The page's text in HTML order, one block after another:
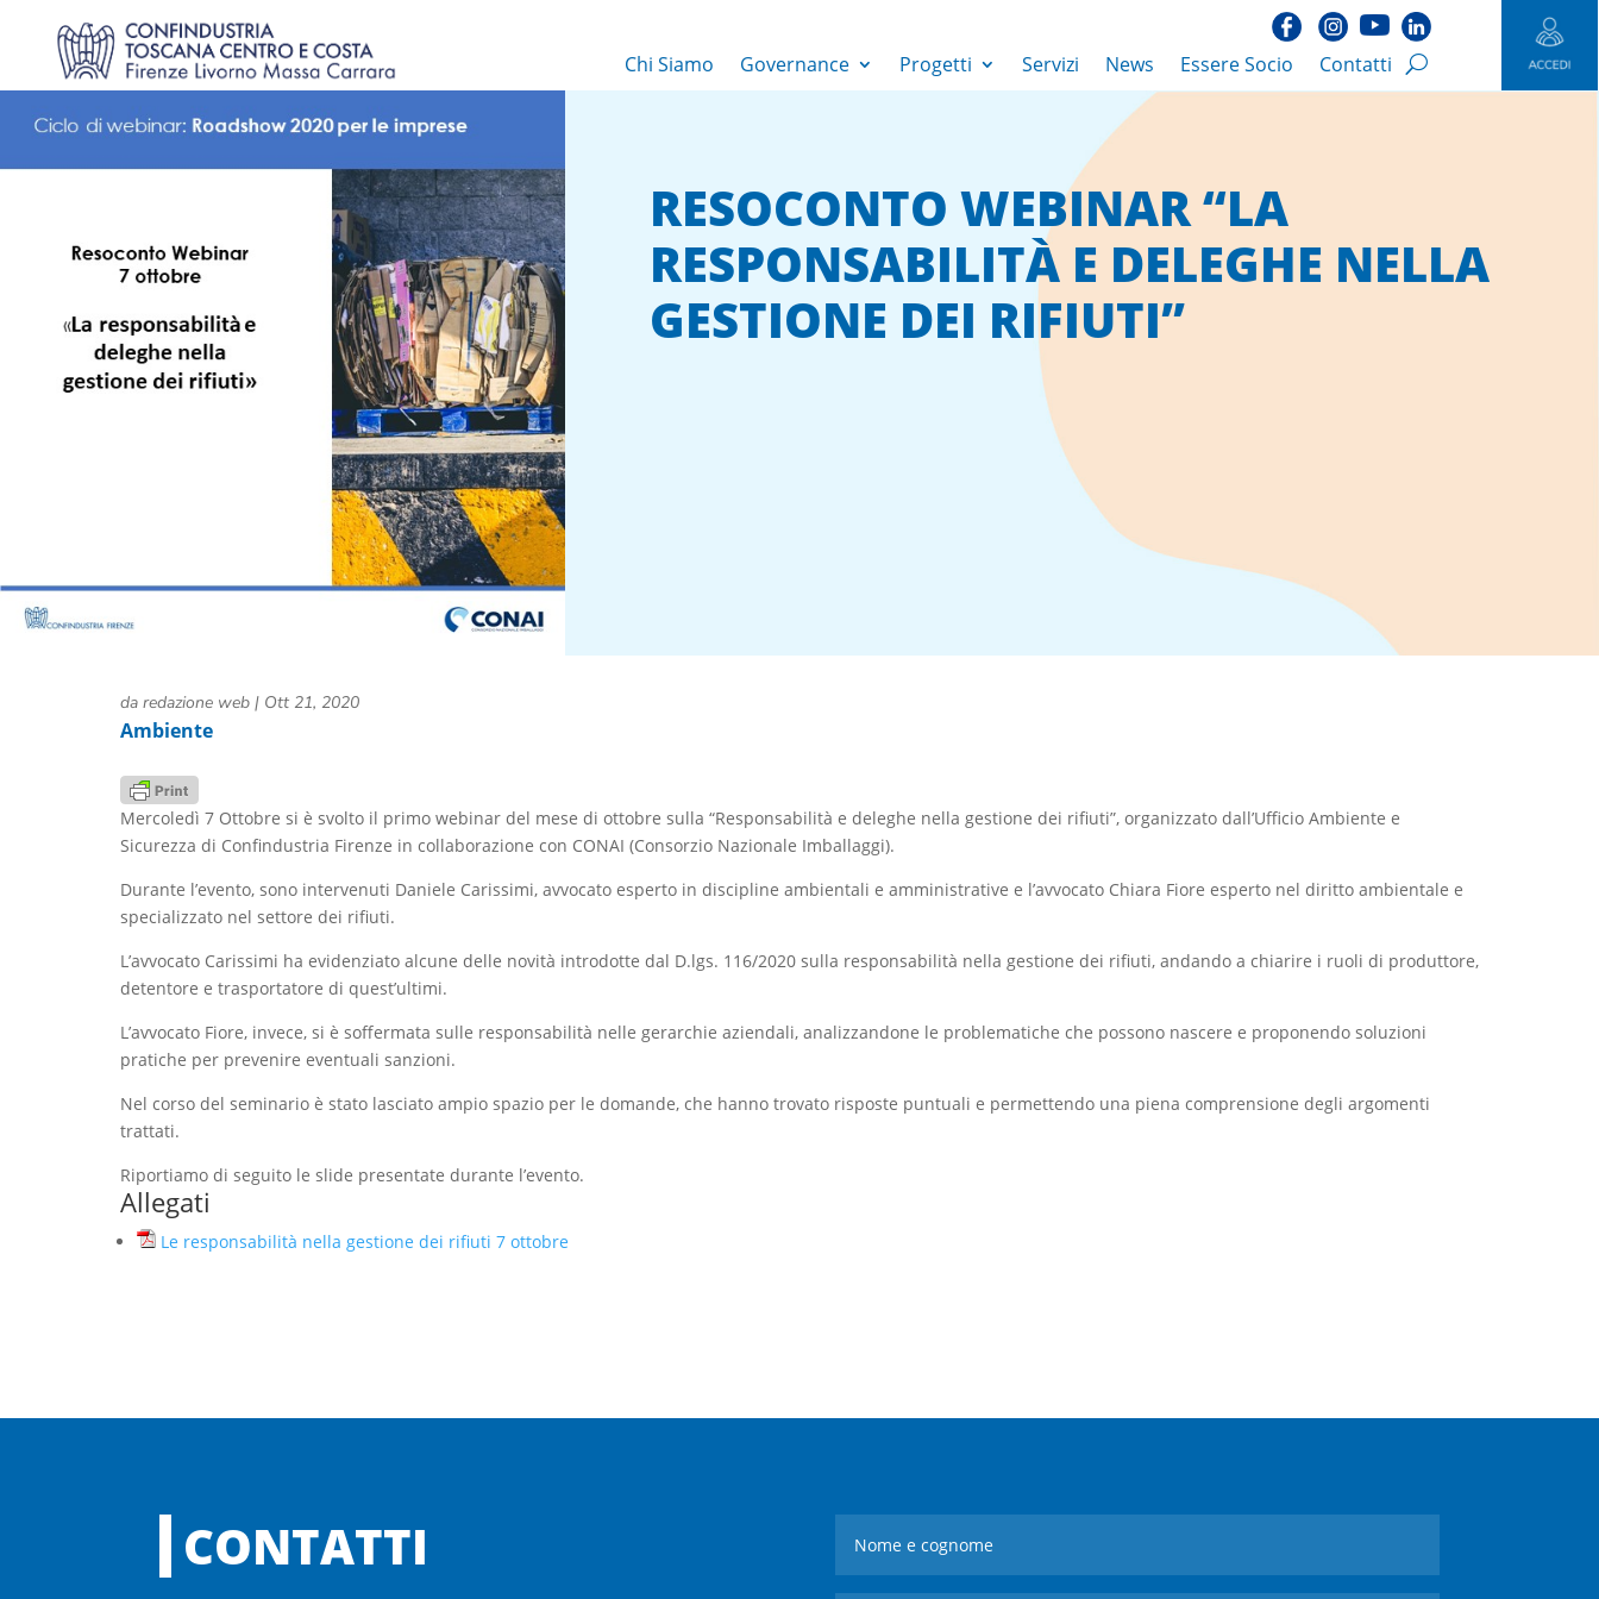
Chi Siamo Governance Progetti Servizi News Essere Socio Contatti
RESOCONTO WEBINAR “LA
RESPONSABILITÀ E DELEGHE NELLA
GESTIONE DEI RIFIUTI”
da redazione web| Ott 21, 2020
Ambiente
Mercoledì 7 Ottobre si è svolto il primo webinar del mese di ottobre sulla “Responsabilità e deleghe nella gestione dei rifiuti”, organizzato dall’Ufficio Ambiente e
Sicurezza di Confindustria Firenze in collaborazione con CONAI (Consorzio Nazionale Imballaggi).
Durante l’evento, sono intervenuti Daniele Carissimi, avvocato esperto in discipline ambientali e amministrative e l’avvocato Chiara Fiore esperto nel diritto ambientale e
specializzato nel settore dei rifiuti.
L’avvocato Carissimi ha evidenziato alcune delle novità introdotte dal D.lgs. 116/2020 sulla responsabilità nella gestione dei rifiuti, andando a chiarire i ruoli di produttore,
detentore e trasportatore di quest’ultimi.
L’avvocato Fiore, invece, si è soffermata sulle responsabilità nelle gerarchie aziendali, analizzandone le problematiche che possono nascere e proponendo soluzioni
pratiche per prevenire eventuali sanzioni.
Nel corso del seminario è stato lasciato ampio spazio per le domande, che hanno trovato risposte puntuali e permettendo una piena comprensione degli argomenti
trattati.
Riportiamo di seguito le slide presentate durante l’evento.
Allegati
Le responsabilità nella gestione dei rifiuti 7 ottobre
CONTATTI